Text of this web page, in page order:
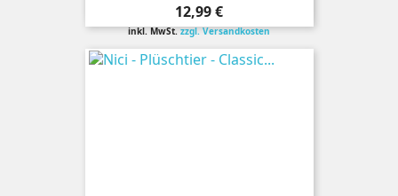
Preis
12,99 €
inkl. MwSt.zzgl. Versandkosten